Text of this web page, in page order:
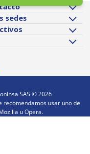
sedes
SAS ©2026
recomendamos usar uno de
u Opera.